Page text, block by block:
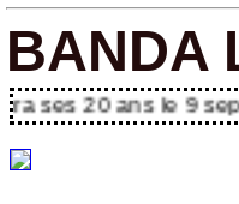
BANDA
septembre